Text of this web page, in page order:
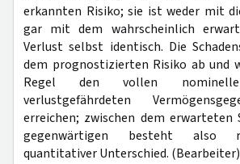
erkannten Risiko; sie ist weder mit
gar mit dem wahrscheinlich
Verlust selbst identisch. Die
dem prognostizierten Risiko ab und
Regel den vollen
verlustgefährdeten
erreichen; zwischen dem erwarteten
gegenwärtigen besteht also
quantitativer Unterschied. (Bearbeiter)